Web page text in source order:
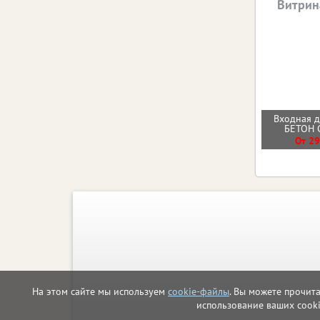
На этом сайте мы используем cookie-файлы. Вы можете
использование ваших
Входная
БЕТОН
От